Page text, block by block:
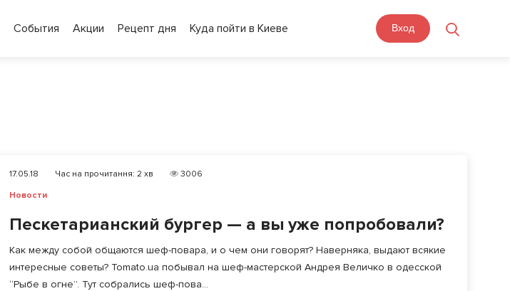
События Акции Рецепт дня Куда пойти в Киеве Вход
17.05.18 Час на прочитання: 2 хв
3006
Новости
Пескетарианский бургер — а вы уже попробовали?
Как между собой общаются шеф-повара, и о чем они говорят? Наверняка, выдают всякие
интересные советы? Tomato.ua побывал на шеф-мастерской Андрея Величко в одесской
“Рыбе в огне”. Тут собрались шеф-пова...